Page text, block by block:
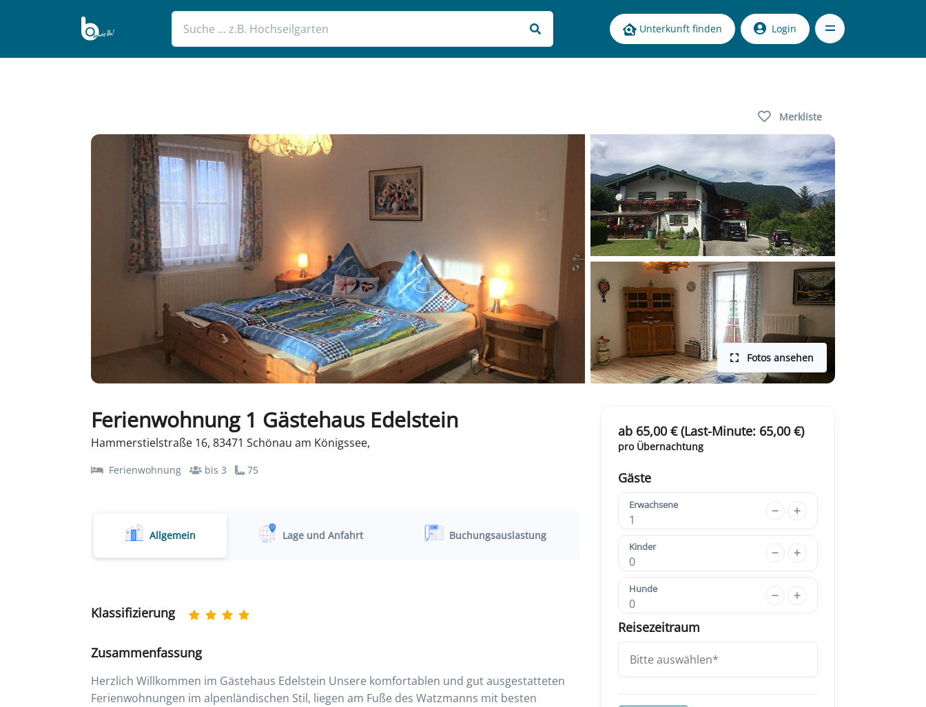
Unterkunft finden Login
Merkliste
Fotos ansehen
Ferienwohnung 1 Gästehaus Edelstein
Hammerstielstraße 16, 83471 Schönau am Königssee,
Ferienwohnung bis 3 75
Allgemein Lage und Anfahrt Buchungsauslastung
Klassifizierung
Zusammenfassung
Herzlich Willkommen im Gästehaus Edelstein Unsere komfortablen und gut ausgestatteten
Ferienwohnungen im alpenländischen Stil, liegen am Fuße des Watzmanns mit besten
ab 65,00 € (Last-Minute: 65,00 €)
pro Übernachtung
Gäste
Erwachsene
1
Kinder
0
Hunde
0
Reisezeitraum